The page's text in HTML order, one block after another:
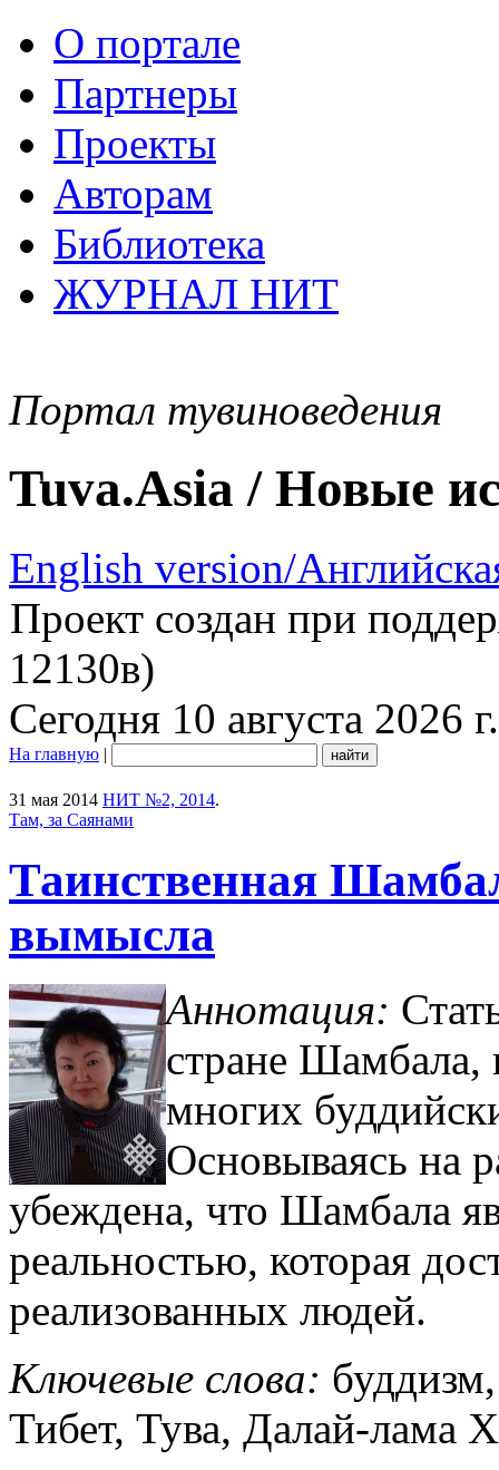
О портале
Партнеры
Проекты
Авторам
Библиотека
ЖУРНАЛ НИТ
Портал тувиноведения
Tuva.Asia / Новые
English version/
Проект создан при
12130в)
Сегодня 10 августа 2026 г.
На главную |
31 мая 2014 НИТ №2, 2014.
Там, за Саянами
Таинственная
вымысла
Аннотация:
стране Шамбала,
многих
Основываясь на
убеждена, что Шамбала
реальностью, которая
реализованных людей.
Ключевые слова:
Тибет, Тува, Далай-лама